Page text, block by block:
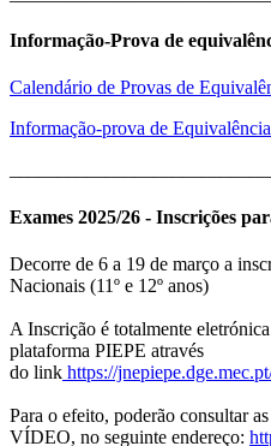
Informação-Prova de
Calendário de Provas de
Informação-prova de
Exames 2025/26 - Inscrições
Decorre de 6 a 19 de março a
Nacionais (11º e 12º anos)
A Inscrição é totalmente
plataforma PIEPE através
do link https://
Para o efeito, poderão consultar
VÍDEO, no seguinte endereço: